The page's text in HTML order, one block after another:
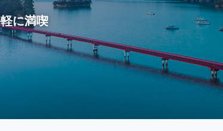
に満喫